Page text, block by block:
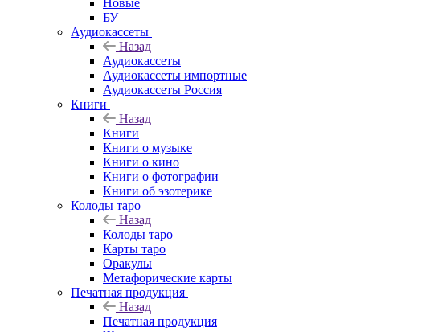
Новые
БУ
Аудиокассеты
Назад
Аудиокассеты
Аудиокассеты импортные
Аудиокассеты Россия
Книги
Назад
Книги
Книги о музыке
Книги о кино
Книги о фотографии
Книги об эзотерике
Колоды таро
Назад
Колоды таро
Карты таро
Оракулы
Метафорические карты
Печатная продукция
Назад
Печатная продукция